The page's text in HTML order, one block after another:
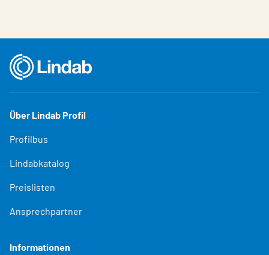
Über Lindab Profil
Profilbus
Lindabkatalog
Preislisten
Ansprechpartner
Informationen